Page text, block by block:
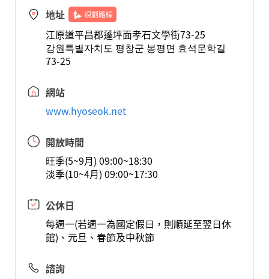
地址 規劃路線
江原道平昌郡蓬坪面孝石文學街73-25
강원특별자치도 평창군 봉평면 효석문학길
73-25
網站
www.hyoseok.net
開放時間
旺季(5~9月) 09:00~18:30
淡季(10~4月) 09:00~17:30
公休日
每週一(若週一為國定假日，則順延至翌日休
館)、元旦、春節及中秋節
諮詢